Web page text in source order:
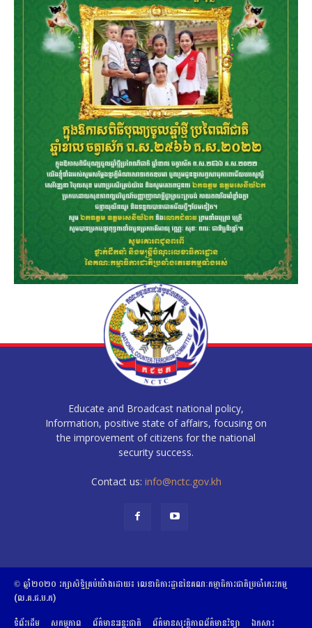
Educate and Broadcast national policy,
Information, positive state of affairs, focusing on
the improvement of citizens for the national
security success.
Contact us: info@nctc.gov.kh
© ឆ្នាំ២០២០​ ​រក្សាសិទ្ធិ​គ្រប់យ៉ាង​ដោយ​៖​ ​លេខាធិការដ្ឋាននៃគណៈកម្មាធិការជាតិប្រចាំភេរវកម្ម
(ល.គ.ជ.ប.ភ)
ទំព័រដើម
សកម្មភាព ព័ត៌មានអន្តរជាតិ ព័ត៌មានសុវត្ថិភាពព័ត៌មានវិទ្យា ឯកសារ